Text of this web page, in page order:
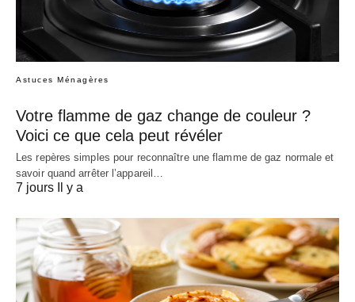
Astuces Ménagères
Votre flamme de gaz change de couleur ?
Voici ce que cela peut révéler
Les repères simples pour reconnaître une flamme de gaz normale et
savoir quand arrêter l’appareil…
7 jours Il y a